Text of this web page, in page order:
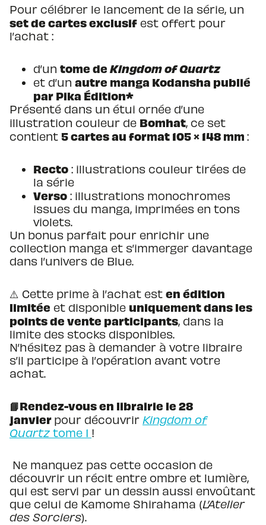
Pour célébrer le lancement de la série, un
set de cartes exclusif est offert pour
l’achat :
d’un tome de Kingdom of Quartz
et d’un autre manga Kodansha publié
par Pika Édition*
Présenté dans un étui ornée d’une
illustration couleur de Bomhat, ce set
contient 5 cartes au format 105 × 148 mm :
Recto : illustrations couleur tirées de
la série
Verso : illustrations monochromes
issues du manga, imprimées en tons
violets.
Un bonus parfait pour enrichir une
collection manga et s’immerger davantage
dans l’univers de Blue.
⚠️ Cette prime à l’achat est en édition
limitée et disponible uniquement dans les
points de vente participants, dans la
limite des stocks disponibles.
N’hésitez pas à demander à votre libraire
s’il participe à l’opération avant votre
achat.
📘Rendez-vous en librairie le 28
janvier pour découvrir Kingdom of
Quartz tome 1 !
Ne manquez pas cette occasion de
découvrir un récit entre ombre et lumière,
qui est servi par un dessin aussi envoûtant
que celui de Kamome Shirahama (L’Atelier
des Sorciers).